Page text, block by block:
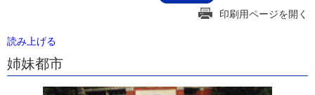
印刷用ページを開く
読み上げる
姉妹都市